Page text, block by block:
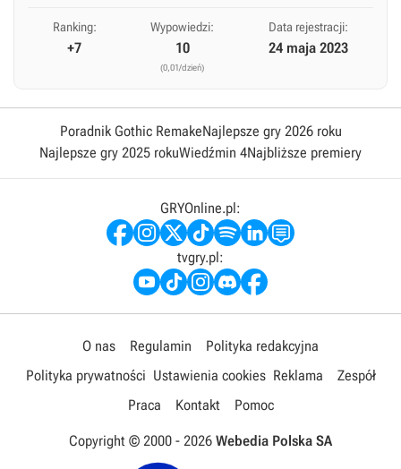
Ranking:
+7
Wypowiedzi:
10
(0,01/dzień)
Data rejestracji:
24 maja 2023
Poradnik Gothic RemakeNajlepsze gry 2026 roku
Najlepsze gry 2025 rokuWiedźmin 4Najbliższe premiery
GRYOnline.pl:
tvgry.pl:
O nas Regulamin
Polityka redakcyjna
Polityka prywatności Ustawienia cookies Reklama
Zespół
Praca
Kontakt Pomoc
Copyright © 2000 - 2026 Webedia Polska SA